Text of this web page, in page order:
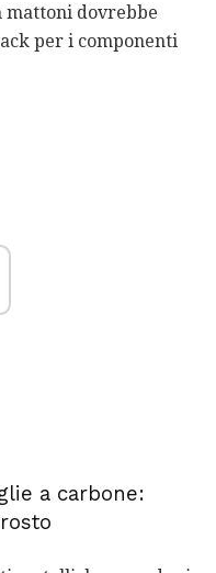
mattoni dovrebbe
per i componenti
a carbone: